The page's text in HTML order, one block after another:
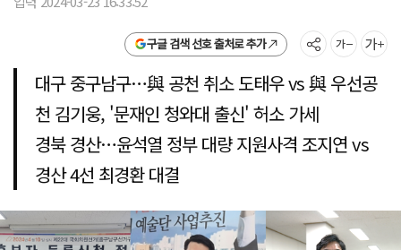
구글 검색 선호 출처로 추가
대구 중구남구…與 공천 취소 도태우 vs 與 우선공
천 김기웅, '문재인 청와대 출신' 허소 가세
경북 경산…윤석열 정부 대량 지원사격 조지연 vs
경산 4선 최경환 대결